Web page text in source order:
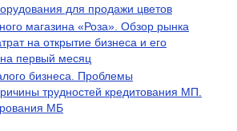
для продажи цветов
магазина «Роза». Обзор рынка
на открытие бизнеса и его
первый месяц
бизнеса. Проблемы
трудностей кредитования МП.
МБ